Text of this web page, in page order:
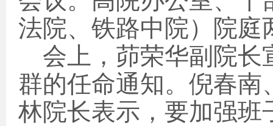
法院、铁路中院）院庭
会上，茆荣华副院长
群的任命通知。倪春
林院长表示，要加强班